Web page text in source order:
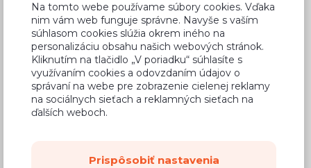
Na tomto webe používame súbory cookies. Vďaka
nim vám web funguje správne. Navyše s vaším
súhlasom cookies slúžia okrem iného na
personalizáciu obsahu našich webových stránok.
Kliknutím na tlačidlo „V poriadku“ súhlasíte s
využívaním cookies a odovzdaním údajov o
správaní na webe pre zobrazenie cielenej reklamy
na sociálnych sieťach a reklamných sieťach na
ďalších weboch.
Prispôsobiť nastavenia